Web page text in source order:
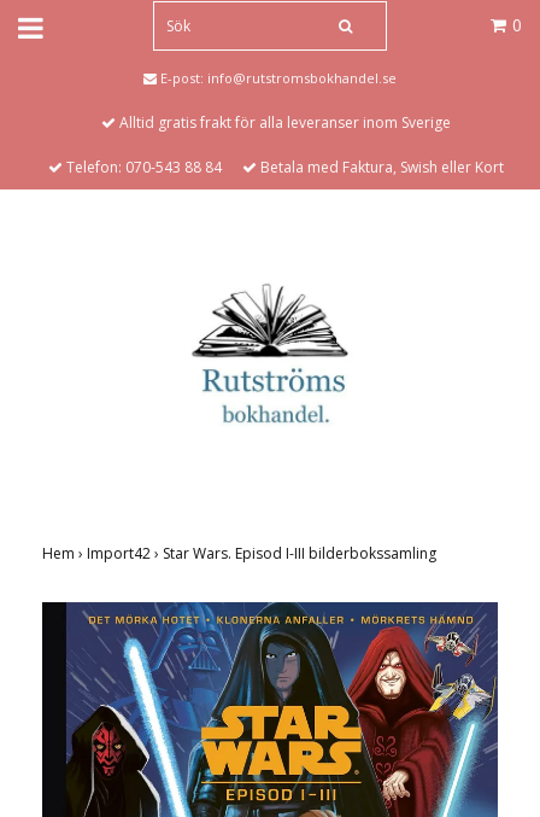
0
E-post: info@rutstromsbokhandel.se
Alltid gratis frakt för alla leveranser inom Sverige
Telefon: 070-543 88 84 Betala med Faktura, Swish eller Kort
Hem › Import42› Star Wars. Episod I-III bilderbokssamling